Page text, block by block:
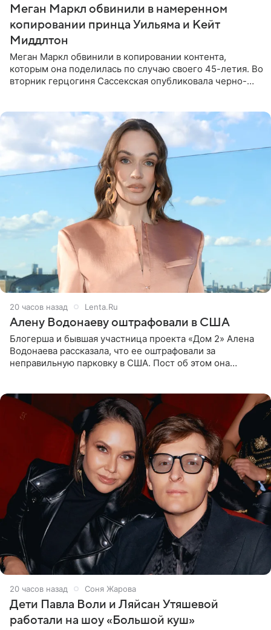
Меган Маркл обвинили в намеренном
копировании принца Уильяма и Кейт
Миддлтон
Меган Маркл обвинили в копировании контента,
которым она поделилась по случаю своего 45-летия. Во
вторник герцогиня Сассекская опубликовала черно-
20 часов назад Lenta.Ru
Алену Водонаеву оштрафовали в США
Блогерша и бывшая участница проекта «Дом 2» Алена
Водонаева рассказала, что ее оштрафовали за
неправильную парковку в США. Пост об этом она
20 часов назад Соня Жарова
Дети Павла Воли и Ляйсан Утяшевой
работали на шоу «Большой куш»